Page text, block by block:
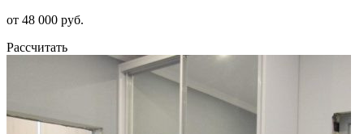
от 48 000 руб.
Рассчитать